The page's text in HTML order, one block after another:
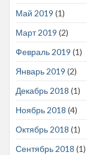
Май 2019 (1)
Март 2019 (2)
Февраль 2019 (1)
Январь 2019 (2)
Декабрь 2018 (1)
Ноябрь 2018 (4)
Октябрь 2018 (1)
Сентябрь 2018 (1)